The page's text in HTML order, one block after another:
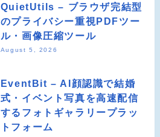
QuietUtils – ブラウザ完結型
のプライバシー重視PDFツー
ル・画像圧縮ツール
August 5, 2026
EventBit – AI顔認識で結婚
式・イベント写真を高速配信
するフォトギャラリープラッ
トフォーム